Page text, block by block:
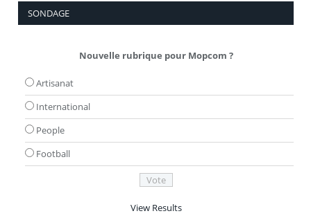
SONDAGE
Nouvelle rubrique pour Mopcom ?
Artisanat
International
People
Football
View Results